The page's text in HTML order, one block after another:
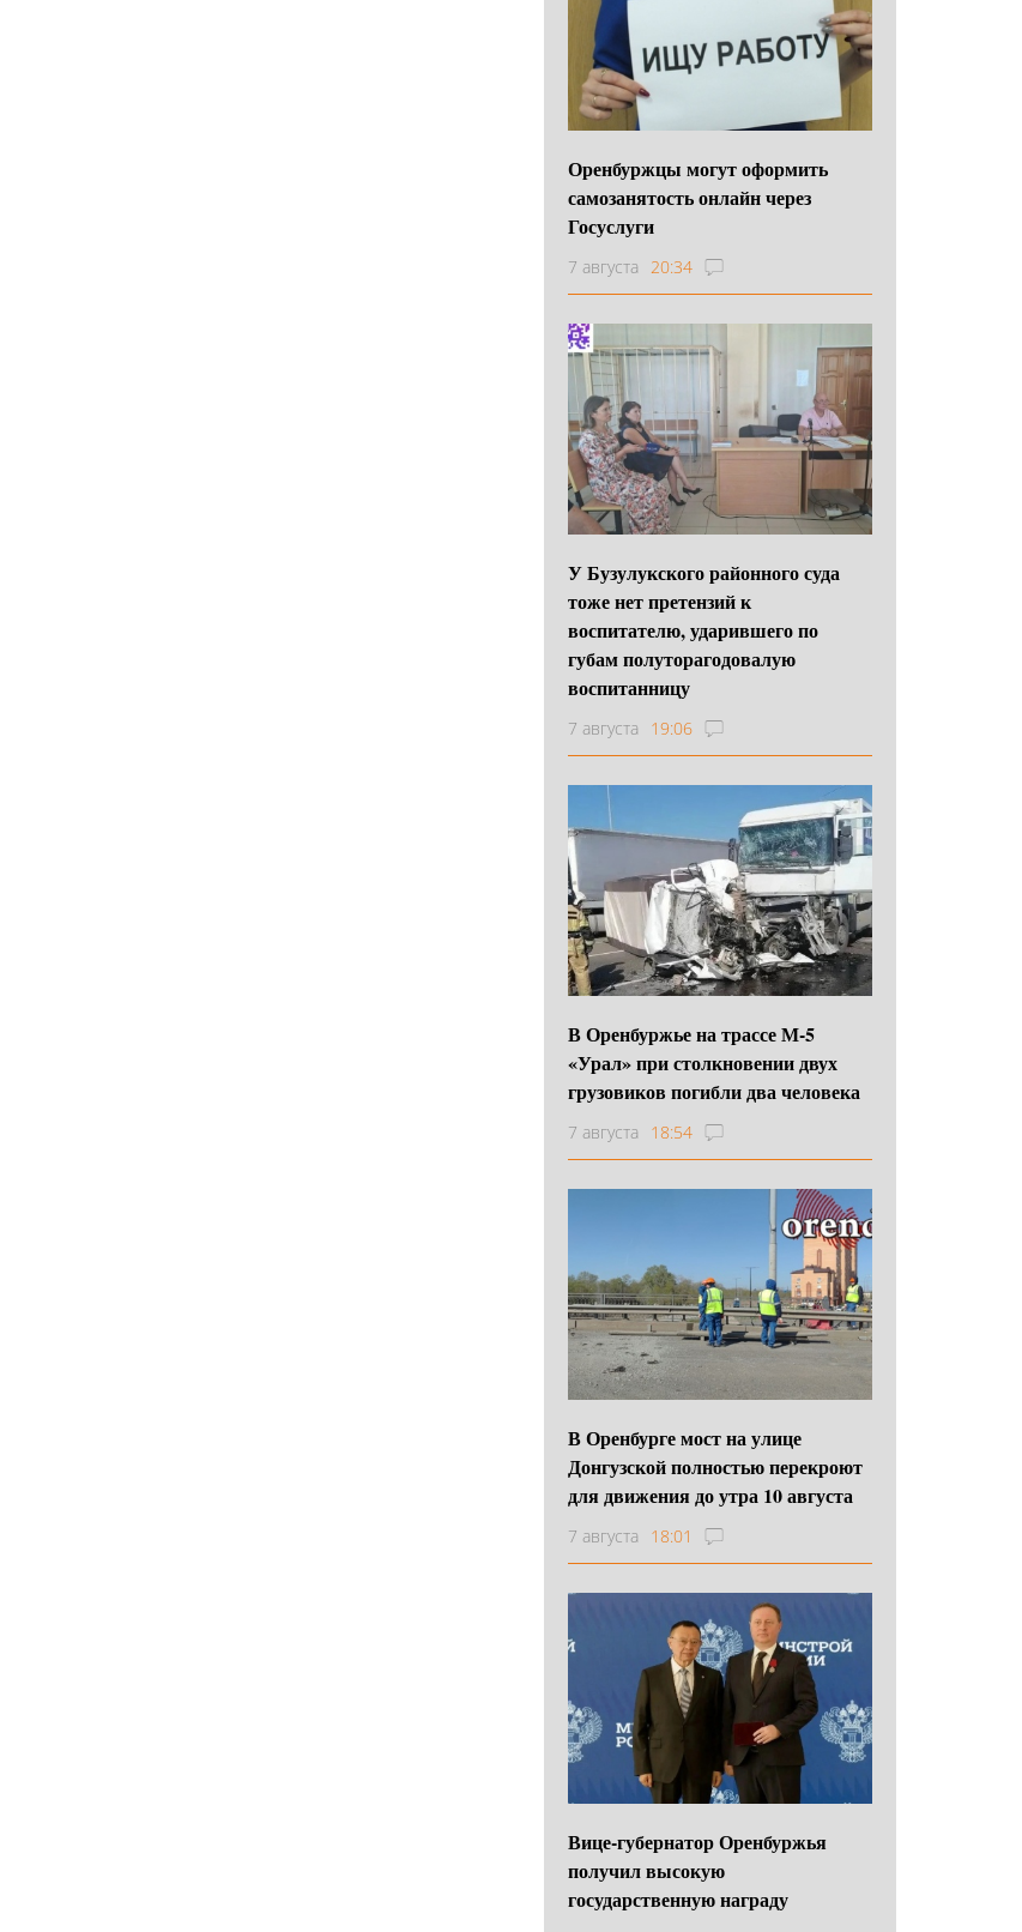
Оренбуржцы могут оформить
самозанятость онлайн через
Госуслуги
7 августа 20:34
У Бузулукского районного суда
тоже нет претензий к
воспитателю, ударившего по
губам полуторагодовалую
воспитанницу
7 августа 19:06
В Оренбуржье на трассе М-5
«Урал» при столкновении двух
грузовиков погибли два человека
7 августа 18:54
В Оренбурге мост на улице
Донгузской полностью перекроют
для движения до утра 10 августа
7 августа 18:01
Вице-губернатор Оренбуржья
получил высокую
государственную награду